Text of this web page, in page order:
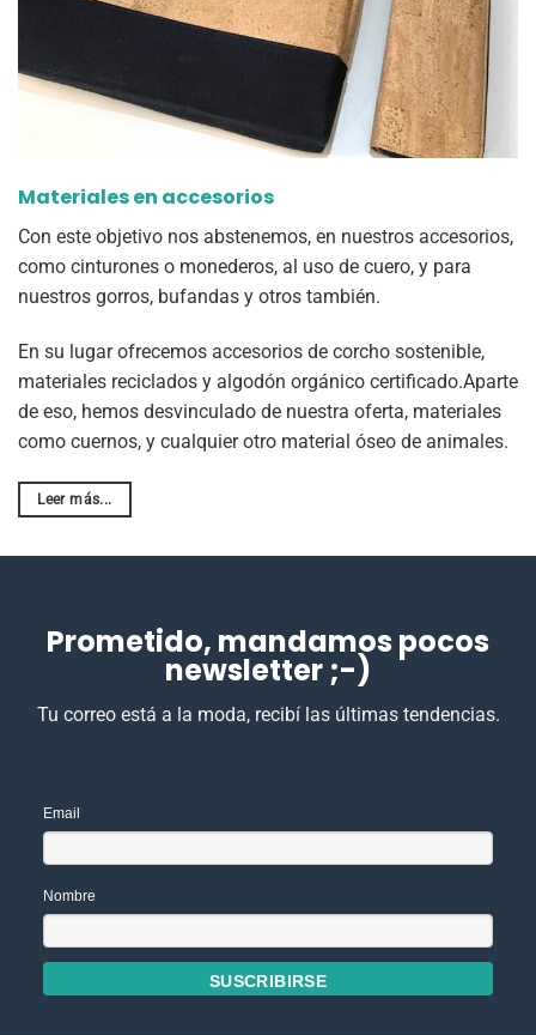
Materiales en accesorios
Con este objetivo nos abstenemos, en nuestros accesorios,
como cinturones o monederos, al uso de cuero, y para
nuestros gorros, bufandas y otros también.
En su lugar ofrecemos accesorios de corcho sostenible,
materiales reciclados y algodón orgánico certificado.Aparte
de eso, hemos desvinculado de nuestra oferta, materiales
como cuernos, y cualquier otro material óseo de animales.
Leer más...
Prometido, mandamos pocos
newsletter ;-)
Tu correo está a la moda, recibí las últimas tendencias.
Email
Nombre